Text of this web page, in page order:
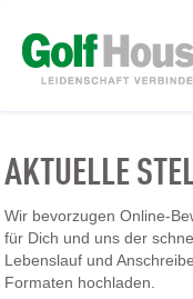
AKTUELLE
Wir bevorzugen Online-
für Dich und uns der
Lebenslauf und
Formaten hochladen.